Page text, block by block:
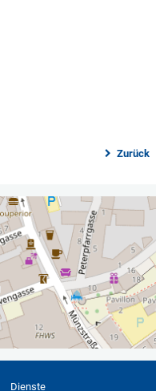
Zurück
Dienste